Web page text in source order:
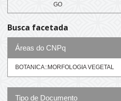
GO
Busca facetada
Áreas do CNPq
BOTANICA::MORFOLOGIA VEGETAL
Tipo de Documento